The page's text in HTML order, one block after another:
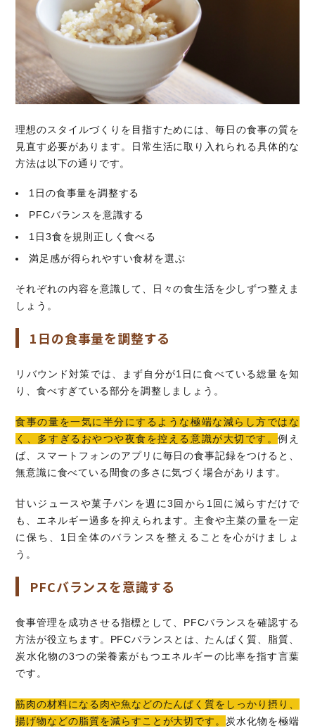
理想のスタイルづくりを目指すためには、毎日の食事の質を
見直す必要があります。日常生活に取り入れられる具体的な
方法は以下の通りです。
1日の食事量を調整する
PFCバランスを意識する
1日3食を規則正しく食べる
満足感が得られやすい食材を選ぶ
それぞれの内容を意識して、日々の食生活を少しずつ整えま
しょう。
1日の食事量を調整する
リバウンド対策では、まず自分が1日に食べている総量を知
り、食べすぎている部分を調整しましょう。
食事の量を一気に半分にするような極端な減らし方ではな
く、多すぎるおやつや夜食を控える意識が大切です。例え
ば、スマートフォンのアプリに毎日の食事記録をつけると、
無意識に食べている間食の多さに気づく場合があります。
甘いジュースや菓子パンを週に3回から1回に減らすだけで
も、エネルギー過多を抑えられます。主食や主菜の量を一定
に保ち、1日全体のバランスを整えることを心がけましょ
う。
PFCバランスを意識する
食事管理を成功させる指標として、PFCバランスを確認する
方法が役立ちます。PFCバランスとは、たんぱく質、脂質、
炭水化物の3つの栄養素がもつエネルギーの比率を指す言葉
です。
筋肉の材料になる肉や魚などのたんぱく質をしっかり摂り、
揚げ物などの脂質を減らすことが大切です。炭水化物を極端